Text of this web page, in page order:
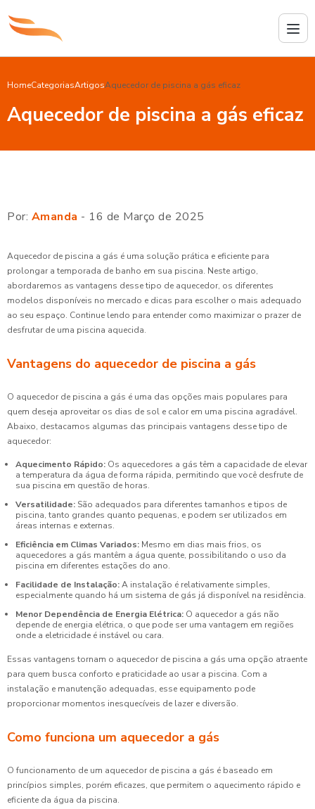
HomeCategoriasArtigosAquecedor de piscina a gás eficaz
Aquecedor de piscina a gás eficaz
Por: Amanda - 16 de Março de 2025
Aquecedor de piscina a gás é uma solução prática e eficiente para
prolongar a temporada de banho em sua piscina. Neste artigo,
abordaremos as vantagens desse tipo de aquecedor, os diferentes
modelos disponíveis no mercado e dicas para escolher o mais adequado
ao seu espaço. Continue lendo para entender como maximizar o prazer de
desfrutar de uma piscina aquecida.
Vantagens do aquecedor de piscina a gás
O aquecedor de piscina a gás é uma das opções mais populares para
quem deseja aproveitar os dias de sol e calor em uma piscina agradável.
Abaixo, destacamos algumas das principais vantagens desse tipo de
aquecedor:
Aquecimento Rápido: Os aquecedores a gás têm a capacidade de elevar
a temperatura da água de forma rápida, permitindo que você desfrute de
sua piscina em questão de horas.
Versatilidade: São adequados para diferentes tamanhos e tipos de
piscina, tanto grandes quanto pequenas, e podem ser utilizados em
áreas internas e externas.
Eficiência em Climas Variados: Mesmo em dias mais frios, os
aquecedores a gás mantêm a água quente, possibilitando o uso da
piscina em diferentes estações do ano.
Facilidade de Instalação:A instalação é relativamente simples,
especialmente quando há um sistema de gás já disponível na residência.
Menor Dependência de Energia Elétrica: O aquecedor a gás não
depende de energia elétrica, o que pode ser uma vantagem em regiões
onde a eletricidade é instável ou cara.
Essas vantagens tornam o aquecedor de piscina a gás uma opção atraente
para quem busca conforto e praticidade ao usar a piscina. Com a
instalação e manutenção adequadas, esse equipamento pode
proporcionar momentos inesquecíveis de lazer e diversão.
Como funciona um aquecedor a gás
O funcionamento de um aquecedor de piscina a gás é baseado em
princípios simples, porém eficazes, que permitem o aquecimento rápido e
eficiente da água da piscina.